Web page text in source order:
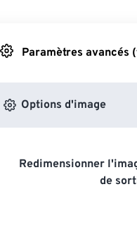
Paramètres avancés
Options d'image
Redimensionner
de